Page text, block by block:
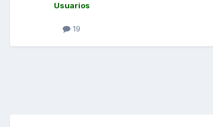
Usuarios
19